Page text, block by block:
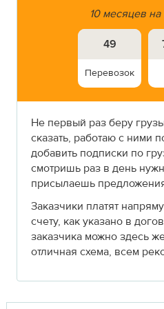
10 месяцев на
49
Перевозок
Не первый раз беру
сказать, работаю с ними
добавить подписки по
смотришь раз в день
присылаешь
Заказчики платят
счету, как указано в
заказчика можно здесь
отличная схема, всем